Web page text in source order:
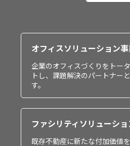
オフィスソリューション
企業のオフィスづくりをトー
トし、課題解決のパートナー
す。
ファシリティソリューシ
既存不動産に新たな付加価値